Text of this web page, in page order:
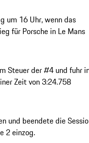
um 16 Uhr, wenn das
für Porsche in Le Mans
Steuer der #4 und fuhr
Zeit von 3:24.758
und beendete die
2 einzog.